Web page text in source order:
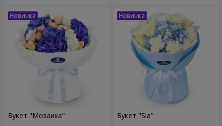
Букет "Мозаика" Букет "Sia"